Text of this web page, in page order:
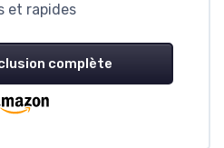
et rapides
complète